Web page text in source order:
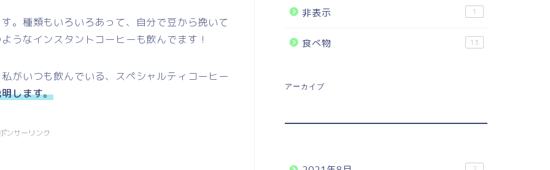
。種類もいろいろあって、自分で豆から挽いて
うなインスタントコーヒーも飲んでます！
がいつも飲んでいる、スペシャルティコーヒー
します。
ンサーリンク
非表示 1
食べ物 13
アーカイブ